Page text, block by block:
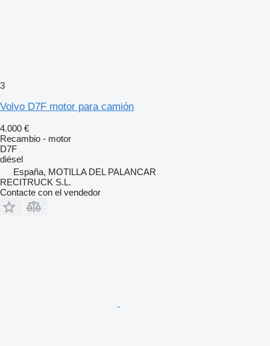
3
Volvo D7F motor para camión
4.000 €
Recambio - motor
D7F
diésel
España, MOTILLA DEL PALANCAR
RECITRUCK S.L.
Contacte con el vendedor